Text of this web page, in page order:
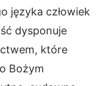
języka człowiek
dysponuje
które
Bożym